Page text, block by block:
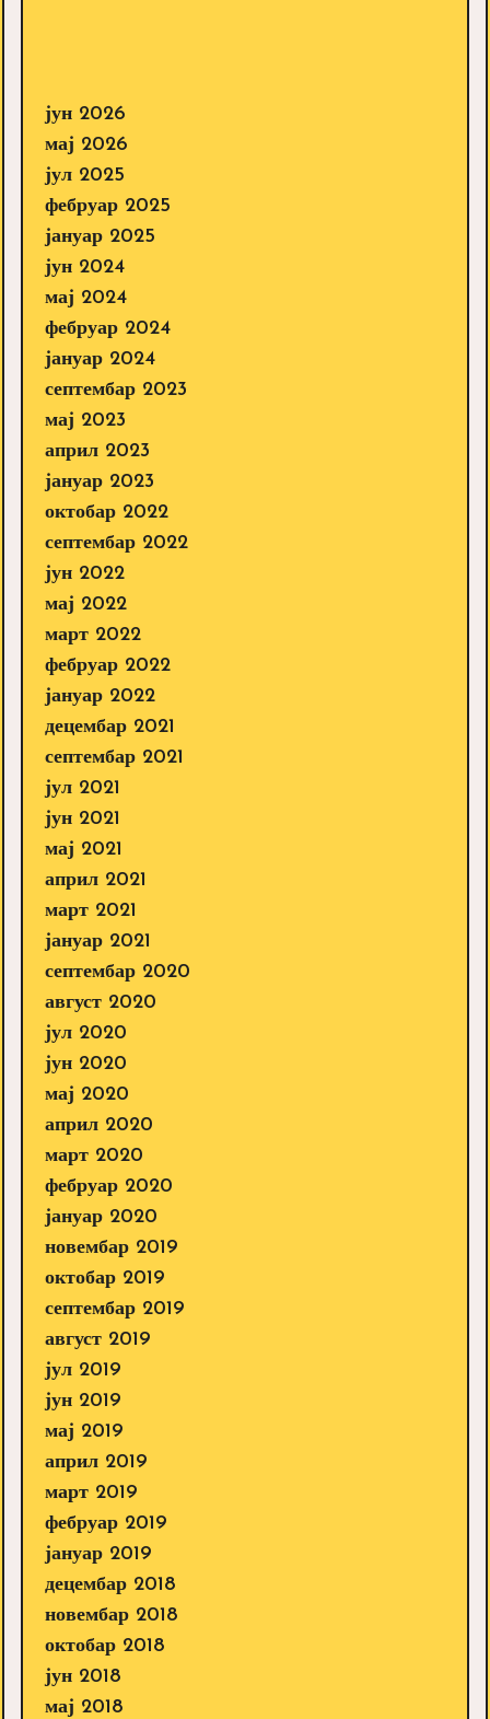
јун 2026
мај 2026
јул 2025
фебруар 2025
јануар 2025
јун 2024
мај 2024
фебруар 2024
јануар 2024
септембар 2023
мај 2023
април 2023
јануар 2023
октобар 2022
септембар 2022
јун 2022
мај 2022
март 2022
фебруар 2022
јануар 2022
децембар 2021
септембар 2021
јул 2021
јун 2021
мај 2021
април 2021
март 2021
јануар 2021
септембар 2020
август 2020
јул 2020
јун 2020
мај 2020
април 2020
март 2020
фебруар 2020
јануар 2020
новембар 2019
октобар 2019
септембар 2019
август 2019
јул 2019
јун 2019
мај 2019
април 2019
март 2019
фебруар 2019
јануар 2019
децембар 2018
новембар 2018
октобар 2018
јун 2018
мај 2018